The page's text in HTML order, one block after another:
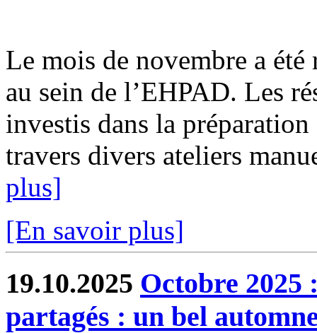
Le mois de novembre a
au sein de l’EHPAD. Les
investis dans la
travers divers ateliers
plus]
[En savoir plus]
19.10.2025 Octobre 2025
partagés : un bel